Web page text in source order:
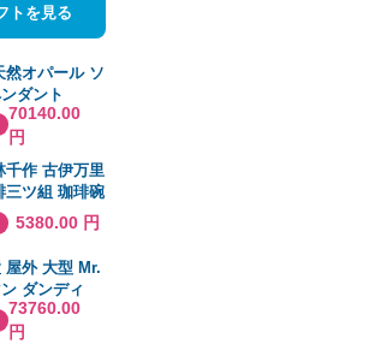
トを見る
然オパール ソ
ダント
ール Angara
Solitaire P
70140.00
円
千作 古伊万里
三ツ組 珈琲碗
包装 熨斗
5380.00 円
屋外 大型 Mr.
ダンディ
2612×奥行
一般
73760.00
円